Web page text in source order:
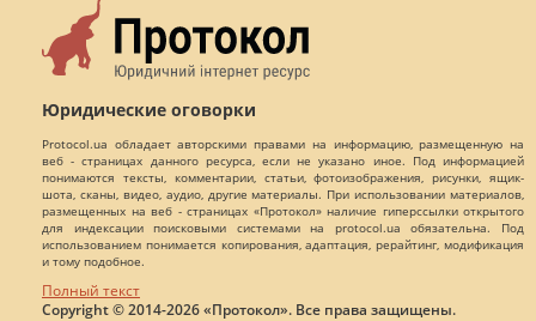
Юридические оговорки
Protocol.ua обладает авторскими правами на информацию, размещенную на
веб - страницах данного ресурса, если не указано иное. Под информацией
понимаются тексты, комментарии, статьи, фотоизображения, рисунки, ящик-
шота, сканы, видео, аудио, другие материалы. При использовании материалов,
размещенных на веб - страницах «Протокол» наличие гиперссылки открытого
для индексации поисковыми системами на protocol.ua обязательна. Под
использованием понимается копирования, адаптация, рерайтинг, модификация
и тому подобное.
Полный текст
Copyright © 2014-2026 «Протокол». Все права защищены.